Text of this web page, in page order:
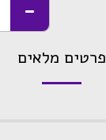
פרטים מלאים